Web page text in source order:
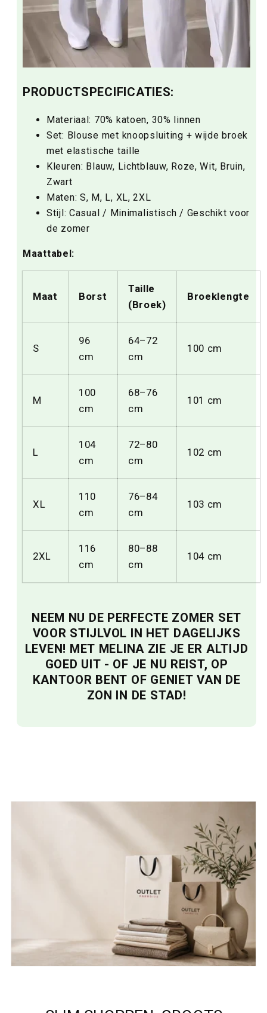
PRODUCTSPECIFICATIES:
Materiaal: 70% katoen, 30% linnen
Set: Blouse met knoopsluiting + wijde broek
met elastische taille
Kleuren: Blauw, Lichtblauw, Roze, Wit, Bruin,
Zwart
Maten: S, M, L, XL, 2XL
Stijl: Casual / Minimalistisch / Geschikt voor
de zomer
Maattabel:
Maat Borst
Taille
(Broek)
Broeklengte
S
96
cm
64–72
cm
100 cm
M
100
cm
68–76
cm
101 cm
L
104
cm
72–80
cm
102 cm
XL
110
cm
76–84
cm
103 cm
2XL
116
cm
80–88
cm
104 cm
NEEM NU DE PERFECTE ZOMER SET
VOOR STIJLVOL IN HET DAGELIJKS
LEVEN! MET MELINA ZIE JE ER ALTIJD
GOED UIT - OF JE NU REIST, OP
KANTOOR BENT OF GENIET VAN DE
ZON IN DE STAD!